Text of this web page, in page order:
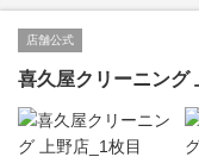
店舗公式
喜久屋クリーニング